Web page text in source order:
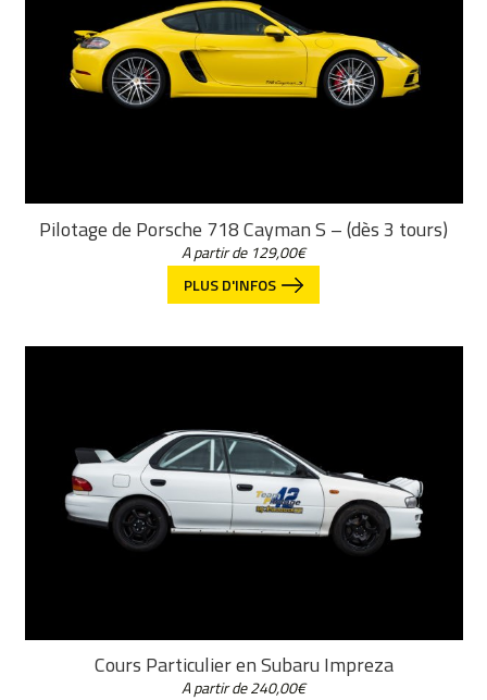
Pilotage de Porsche 718 Cayman S – (dès 3 tours)
A partir de 129,00€
PLUS D'INFOS
Cours Particulier en Subaru Impreza
A partir de240,00€